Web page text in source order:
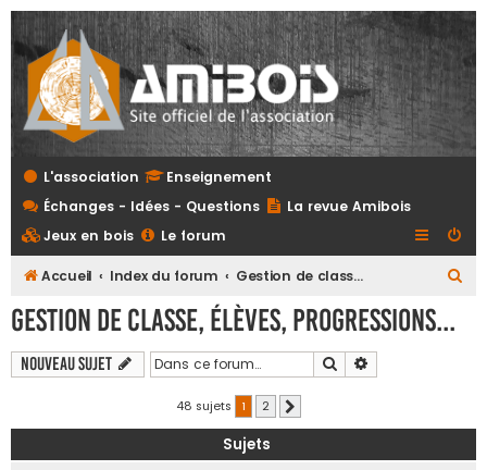
L'association
Enseignement
Échanges - Idées - Questions
La revue Amibois
Jeux en bois
Le forum
Accueil Index du forum Gestion de classe, élèves, progressions...
Gestion de classe, élèves, progressions...
Nouveau sujet Rechercher
48 sujets 1 2
Sujets